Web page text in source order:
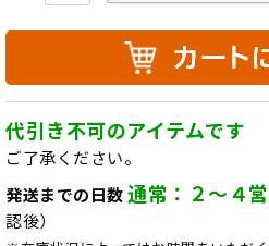
代引き不可のアイテムです
ご了承ください。
発送までの日数通常：２～４
認後）